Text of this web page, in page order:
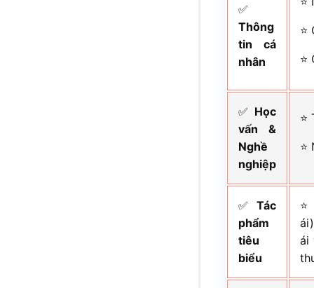
✅
Thông
tin cá
nhân
✅ Học
vấn &
Nghề
nghiệp
✅Tác
phẩm
tiêu
biểu
ái